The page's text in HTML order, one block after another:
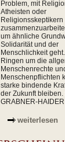
Problem, mit
Atheisten oder
Religionsskeptikern
um ähnliche
Solidarität und der
Menschlichkeit
Ringen um die
Menschenrechte
Menschenpflichten
starke bindende
der Zukunft bleiben.
GRABNER-HAIDER
weiterlesen